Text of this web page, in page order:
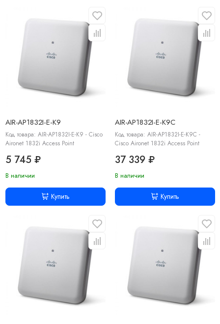
AIR-AP1832I-E-K9
Код товара: AIR-AP1832I-E-K9 - Cisco
Aironet 1832i Access Point
5 745 ₽
В наличии
Купить
AIR-AP1832I-E-K9C
Код товара: AIR-AP1832I-E-K9C -
Cisco Aironet 1832i Access Point
37 339 ₽
В наличии
Купить